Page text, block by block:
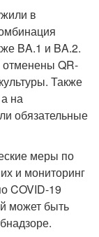
в
BA.1 и BA.2.
QR-
Также
на
обязательные
меры по
и мониторинг
COVID-19
может быть